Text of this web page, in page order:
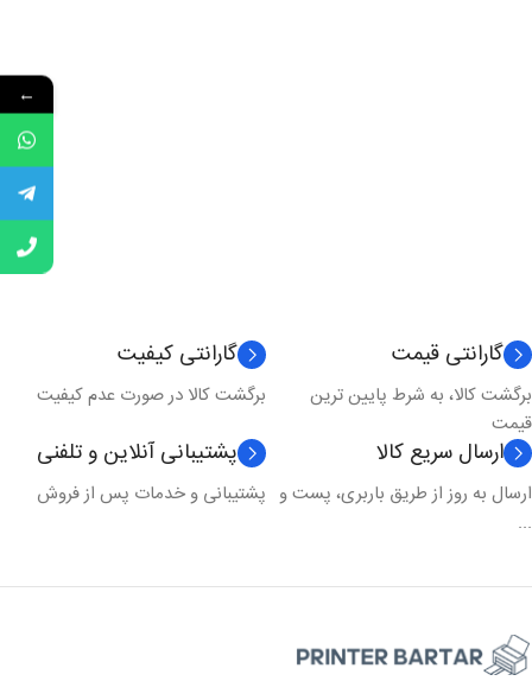
گارانتی قیمت
برگشت کالا، به شرط پایین ترین
قیمت
گارانتی کیفیت
برگشت کالا در صورت عدم کیفیت
ارسال سریع کالا
ارسال به روز از طریق باربری، پست و
...
پشتیبانی آنلاین و تلفنی
پشتیبانی و خدمات پس از فروش
←